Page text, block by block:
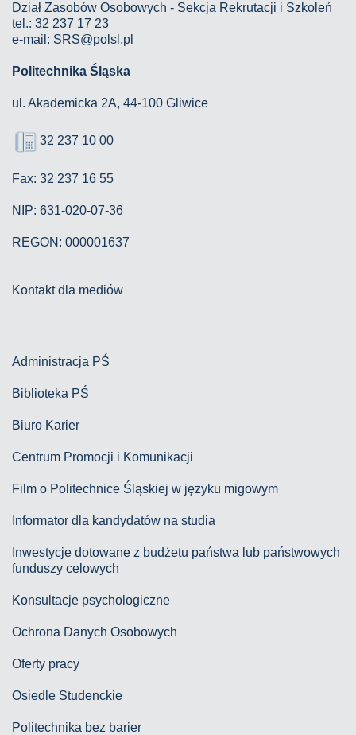
Dział Zasobów Osobowych - Sekcja Rekrutacji i Szkoleń
tel.: 32 237 17 23
e-mail: SRS@polsl.pl
Politechnika Śląska
ul. Akademicka 2A, 44-100 Gliwice
32 237 10 00
Fax: 32 237 16 55
NIP: 631-020-07-36
REGON: 000001637
Kontakt dla mediów
Administracja PŚ
Biblioteka PŚ
Biuro Karier
Centrum Promocji i Komunikacji
Film o Politechnice Śląskiej w języku migowym
Informator dla kandydatów na studia
Inwestycje dotowane z budżetu państwa lub państwowych
funduszy celowych
Konsultacje psychologiczne
Ochrona Danych Osobowych
Oferty pracy
Osiedle Studenckie
Politechnika bez barier